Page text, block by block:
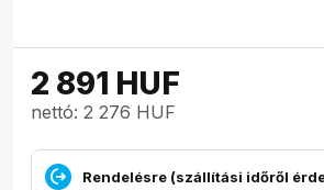
2 891 HUF
nettó: 2 276 HUF
Rendelésre (szállítási időről